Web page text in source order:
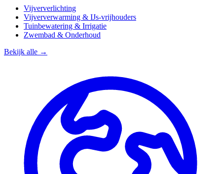
Vijververlichting
Vijververwarming & IJs-vrijhouders
Tuinbewatering & Irrigatie
Zwembad & Onderhoud
Bekijk alle →